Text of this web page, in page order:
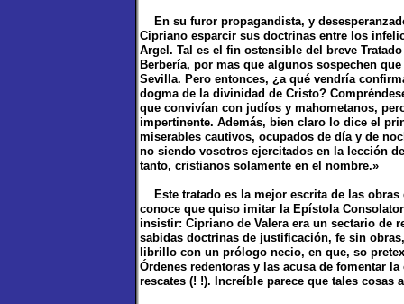
En su furor propagandista, y
Cipriano esparcir sus doctrinas entre los
Argel. Tal es el fin ostensible del breve
Berbería, por mas que algunos sospechen
Sevilla. Pero entonces, ¿a qué vendría
dogma de la divinidad de Cristo?
que convivían con judíos y mahometanos,
impertinente. Además, bien claro lo dice el
miserables cautivos, ocupados de día y de
no siendo vosotros ejercitados en la lección
tanto, cristianos solamente en el nombre.»
Este tratado es la mejor escrita de las obras
conoce que quiso imitar la Epístola
insistir: Cipriano de Valera era un sectario de
sabidas doctrinas de justificación, fe sin
librillo con un prólogo necio, en que, so
Órdenes redentoras y las acusa de fomentar
rescates (! !). Increíble parece que tales cosas